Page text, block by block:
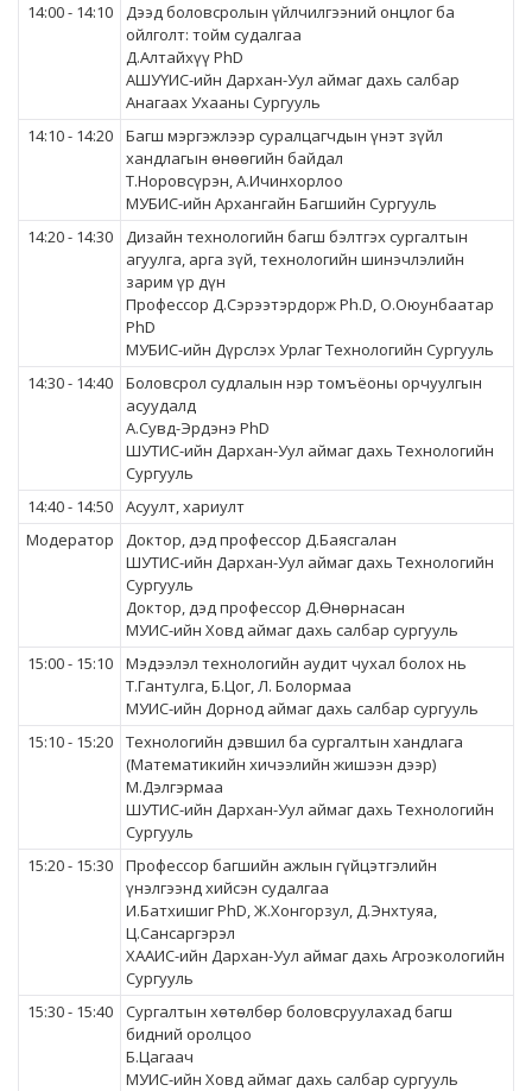
14:00 - 14:10
Дээд боловсролын үйлчилгээний онцлог ба
ойлголт: тойм судалгаа
Д.Алтайхүү PhD
АШУҮИС-ийн Дархан-Уул аймаг дахь салбар
Анагаах Ухааны Сургууль
14:10 - 14:20
Багш мэргэжлээр суралцагчдын үнэт зүйл
хандлагын өнөөгийн байдал
Т.Норовсүрэн, А.Ичинхорлоо
МУБИС-ийн Архангайн Багшийн Сургууль
14:20 - 14:30
Дизайн технологийн багш бэлтгэх сургалтын
агуулга, арга зүй, технологийн шинэчлэлийн
зарим үр дүн
Профессор Д.Сэрээтэрдорж Ph.D, О.Оюунбаатар
PhD
МУБИС-ийн Дүрслэх Урлаг Технологийн Сургууль
14:30 - 14:40
Боловсрол судлалын нэр томъёоны орчуулгын
асуудалд
А.Сувд-Эрдэнэ PhD
ШУТИС-ийн Дархан-Уул аймаг дахь Технологийн
Сургууль
14:40 - 14:50
Асуулт, хариулт
Модератор
Доктор, дэд профессор Д.Баясгалан
ШУТИС-ийн Дархан-Уул аймаг дахь Технологийн
Сургууль
Доктор, дэд профессор Д.Өнөрнасан
МУИС-ийн Ховд аймаг дахь салбар сургууль
15:00 - 15:10
Мэдээлэл технологийн аудит чухал болох нь
Т.Гантулга, Б.Цог, Л. Болормаа
МУИС-ийн Дорнод аймаг дахь салбар сургууль
15:10 - 15:20
Технологийн дэвшил ба сургалтын хандлага
(Математикийн хичээлийн жишээн дээр)
М.Дэлгэрмаа
ШУТИС-ийн Дархан-Уул аймаг дахь Технологийн
Сургууль
15:20 - 15:30
Профессор багшийн ажлын гүйцэтгэлийн
үнэлгээнд хийсэн судалгаа
И.Батхишиг PhD, Ж.Хонгорзул, Д.Энхтуяа,
Ц.Сансаргэрэл
ХААИС-ийн Дархан-Уул аймаг дахь Агроэкологийн
Сургууль
15:30 - 15:40
Сургалтын хөтөлбөр боловсруулахад багш
бидний оролцоо
Б.Цагаач
МУИС-ийн Ховд аймаг дахь салбар сургууль